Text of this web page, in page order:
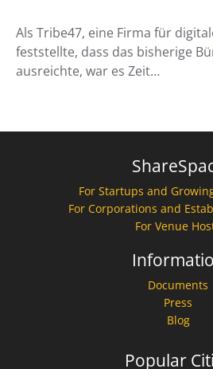
Als Tribe47, eine Firma für
feststellte, dass das bisherige
ausreichte, war es Zeit…
For Startups and
For Corporations and
For Venue
Popular
Documents
Press
Blog